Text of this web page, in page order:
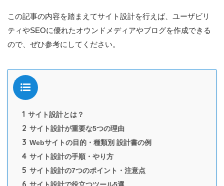
この記事の内容を踏まえてサイト設計を行えば、ユーザビリ
ティやSEOに優れたオウンドメディアやブログを作成できる
ので、ぜひ参考にしてください。
目次
1 サイト設計とは？
2 サイト設計が重要な5つの理由
3 Webサイトの目的・種類別 設計書の例
4 サイト設計の手順・やり方
5 サイト設計の7つのポイント・注意点